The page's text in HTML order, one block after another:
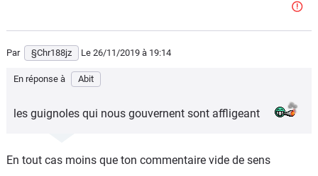
Par §Chr188jz Le 26/11/2019 à 19:14
En réponse à Abit
les guignoles qui nous gouvernent sont affligeant
En tout cas moins que ton commentaire vide de sens